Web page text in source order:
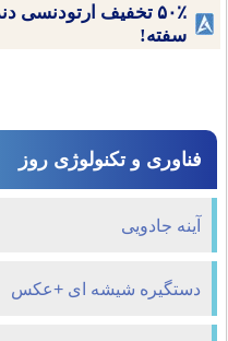
۵۰٪ تخفیف ارتودنسی
سفته!
فناوری و تکنولوژی روز
آینه جادویی
دستگیره شیشه ای +عكس